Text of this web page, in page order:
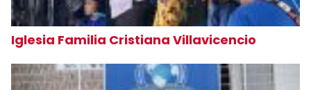
Iglesia Familia Cristiana Villavicencio